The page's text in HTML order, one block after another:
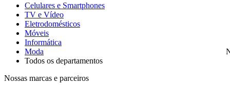
Celulares e Smartphones
TV e Vídeo
Eletrodomésticos
Móveis
Informática
Moda
Todos os departamentos
Nossas marcas e parceiros